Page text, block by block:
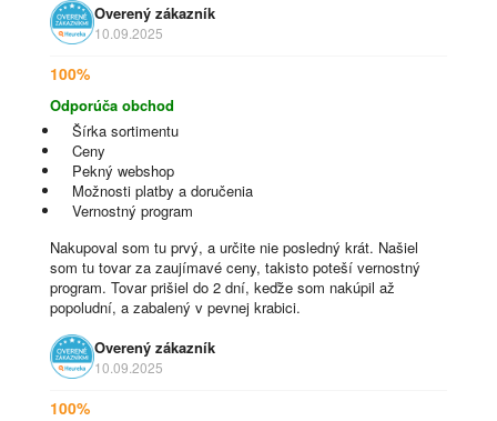
Overený zákazník
10.09.2025
100%
Odporúča obchod
Šírka sortimentu
Ceny
Pekný webshop
Možnosti platby a doručenia
Vernostný program
Nakupoval som tu prvý, a určite nie posledný krát. Našiel
som tu tovar za zaujímavé ceny, takisto poteší vernostný
program. Tovar prišiel do 2 dní, keďže som nakúpil až
popoludní, a zabalený v pevnej krabici.
Overený zákazník
10.09.2025
100%